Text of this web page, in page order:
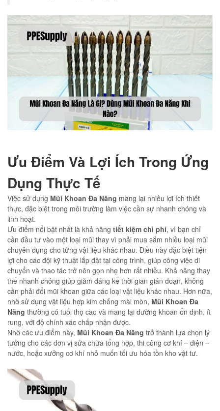
Ưu Điểm Và Lợi Ích Trong Ứng
Dụng Thực Tế
Việc sử dụng Mũi Khoan Đa Năng mang lại nhiều lợi ích thiết
thực, đặc biệt trong môi trường làm việc cần sự nhanh chóng và
linh hoạt.
Ưu điểm nổi bật nhất là khả năng tiết kiệm chi phí, vì bạn chỉ
cần đầu tư vào một loại mũi thay vì phải mua sắm nhiều loại mũi
chuyên dụng cho từng vật liệu khác nhau. Điều này đặc biệt tiện
lợi cho các đội kỹ thuật lắp đặt tại công trình, giúp công việc di
chuyển và thao tác trở nên gọn nhẹ hơn rất nhiều. Khả năng thay
thế nhanh chóng giúp giảm đáng kể thời gian gián đoạn, không
cần phải đổi mũi khoan giữa các loại vật liệu khác nhau. Hơn nữa,
nhờ sử dụng vật liệu hợp kim chống mài mòn, Mũi Khoan Đa
Năng thường có tuổi thọ cao và mang lại đường khoan ổn định, ít
rung, với độ chính xác chấp nhận được.
Nhờ các ưu điểm này, Mũi Khoan Đa Năng trở thành lựa chọn lý
tưởng cho các đơn vị sửa chữa tổng hợp, thi công cơ khí – điện –
nước, hoặc xưởng cơ khí nhỏ muốn tối ưu hóa tồn kho vật tư.